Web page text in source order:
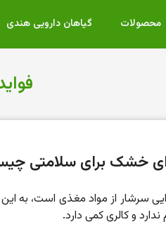
محصولات گیاهان دارویی هندی
خشک برای سلامتی
و کالری کمی دارد.